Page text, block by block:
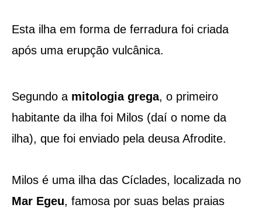
Esta ilha em forma de ferradura foi criada
após uma erupção vulcânica.
Segundo a mitologia grega, o primeiro
habitante da ilha foi Milos (daí o nome da
ilha), que foi enviado pela deusa Afrodite.
Milos é uma ilha das Cíclades, localizada no
Mar Egeu, famosa por suas belas praias